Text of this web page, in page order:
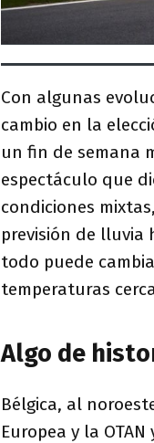
Con algunas
cambio en la
un fin de semana
espectáculo que
condiciones
previsión de lluvia
todo puede
temperaturas
Algo de
Bélgica, al
Europea y la